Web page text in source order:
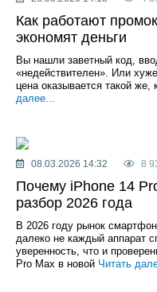
Как работают
экономят деньги
Вы нашли заветный код,
«недействителен». Или
цена оказывается такой же,
далее...
08.03.2026 14:32 8
Почему iPhone 14
разбор 2026 года
В 2026 году рынок
далеко не каждый аппарат
уверенность, что и
Pro Max в новой Читать